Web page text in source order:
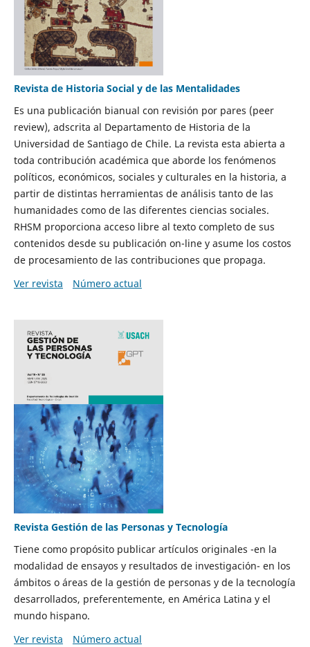
Revista de Historia Social y de las Mentalidades
Es una publicación bianual con revisión por pares (peer
review), adscrita al Departamento de Historia de la
Universidad de Santiago de Chile. La revista esta abierta a
toda contribución académica que aborde los fenómenos
políticos, económicos, sociales y culturales en la historia, a
partir de distintas herramientas de análisis tanto de las
humanidades como de las diferentes ciencias sociales.
RHSM proporciona acceso libre al texto completo de sus
contenidos desde su publicación on-line y asume los costos
de procesamiento de las contribuciones que propaga.
Ver revista
Número actual
Revista Gestión de las Personas y Tecnología
Tiene como propósito publicar artículos originales -en la
modalidad de ensayos y resultados de investigación- en los
ámbitos o áreas de la gestión de personas y de la tecnología
desarrollados, preferentemente, en América Latina y el
mundo hispano.
Ver revista
Número actual